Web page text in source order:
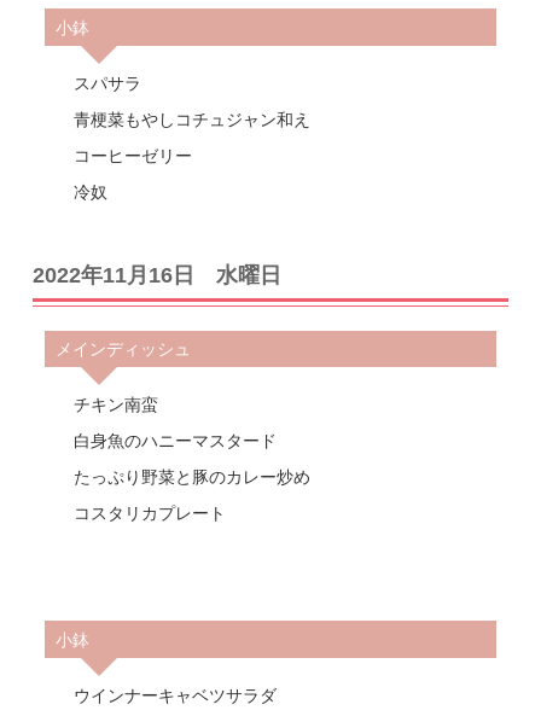
小鉢
スパサラ
青梗菜もやしコチュジャン和え
コーヒーゼリー
冷奴
2022年11月16日 水曜日
メインディッシュ
チキン南蛮
白身魚のハニーマスタード
たっぷり野菜と豚のカレー炒め
コスタリカプレート
小鉢
ウインナーキャベツサラダ